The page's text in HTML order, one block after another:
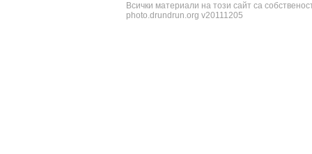
Всички материали на този сайт са
photo.drundrun.org v20111205